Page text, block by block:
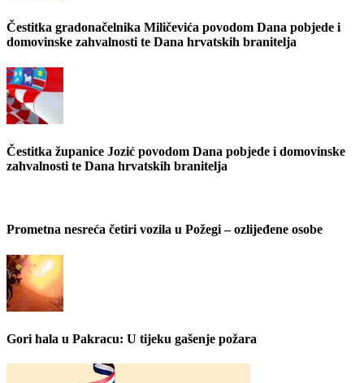
Čestitka gradonačelnika Miličevića povodom Dana pobjede i
domovinske zahvalnosti te Dana hrvatskih branitelja
Čestitka županice Jozić povodom Dana pobjede i domovinske
zahvalnosti te Dana hrvatskih branitelja
Prometna nesreća četiri vozila u Požegi – ozlijeđene osobe
Gori hala u Pakracu: U tijeku gašenje požara